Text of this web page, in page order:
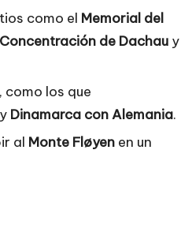
como el Memorial del
de Dachau y
como los que
y Dinamarca con Alemania.
al Monte Fløyen en un